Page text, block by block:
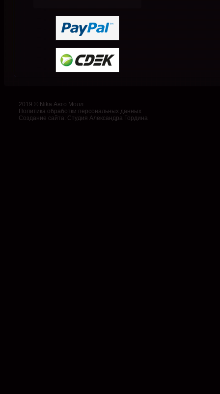
2019 © Nika Авто Молл
Политика обработки персональных данных
Создание сайта: Студия Александра Гордина